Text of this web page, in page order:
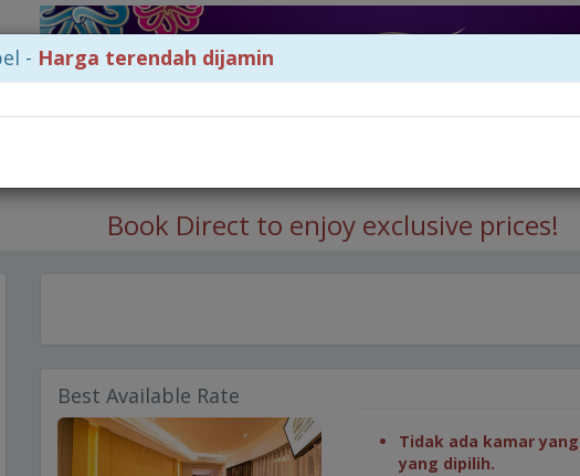
Book Direct to enjoy exclusive prices!
- Harga terendah dijamin
Best Available Rate
Tidak ada kamar
yang dipilih.